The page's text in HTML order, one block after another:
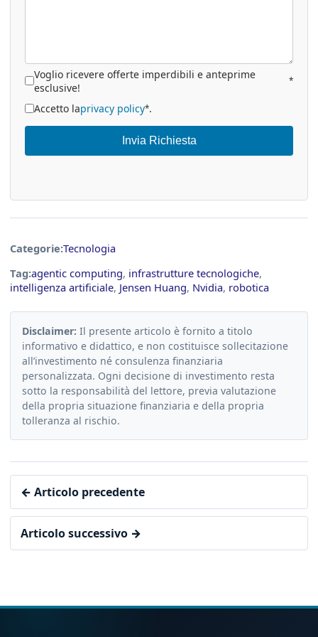
Voglio ricevere offerte imperdibili e anteprime
esclusive!
*
Accetto laprivacy policy*.
Invia Richiesta
Categorie:Tecnologia
Tag:agentic computing, infrastrutture tecnologiche,
intelligenza artificiale, Jensen Huang, Nvidia, robotica
Disclaimer: Il presente articolo è fornito a titolo
informativo e didattico, e non costituisce sollecitazione
all’investimento né consulenza finanziaria
personalizzata. Ogni decisione di investimento resta
sotto la responsabilità del lettore, previa valutazione
della propria situazione finanziaria e della propria
tolleranza al rischio.
← Articolo precedente
Articolo successivo →